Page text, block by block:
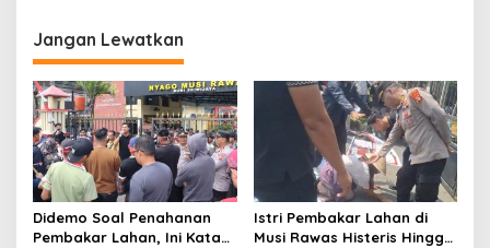
g
a
s
i
p
o
s
Jangan Lewatkan
Didemo Soal Penahanan
Pembakar Lahan, Ini Kata
Istri Pembakar Lahan di
Musi Rawas Histeris Hingga